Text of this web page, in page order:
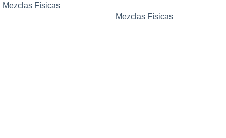
Mezclas Físicas
Mezclas Físicas